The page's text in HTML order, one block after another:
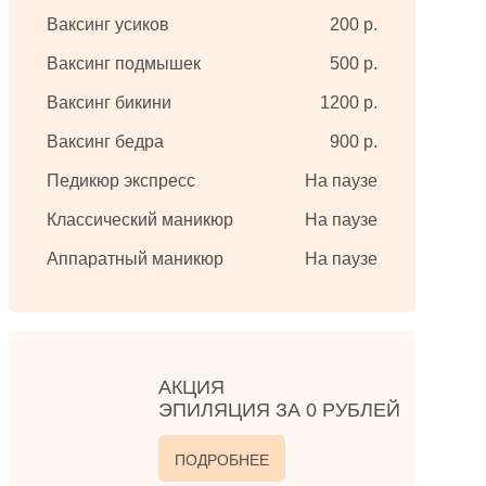
Ваксинг усиков 200 р.
Ваксинг подмышек 500 р.
Ваксинг бикини 1200 р.
Ваксинг бедра 900 р.
Педикюр экспресс На паузе
Классический маникюр На паузе
Аппаратный маникюр На паузе
АКЦИЯ
ЭПИЛЯЦИЯ ЗА 0 РУБЛЕЙ
ПОДРОБНЕЕ